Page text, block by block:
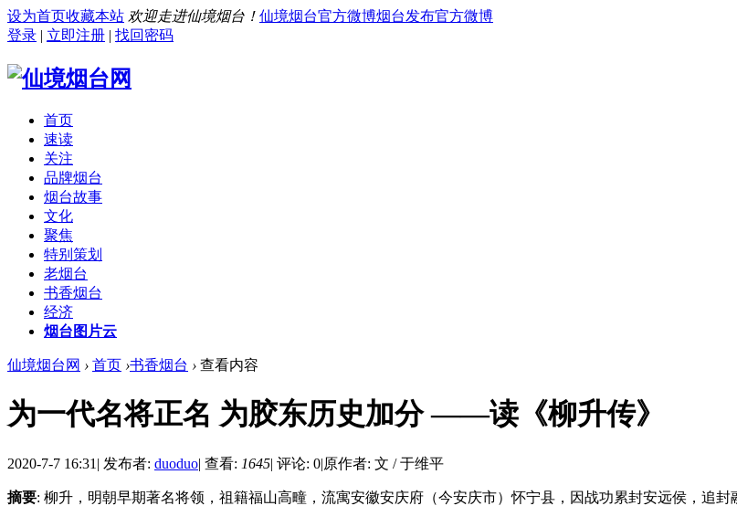
设为首页收藏本站 欢迎走进仙境烟台！ 仙境烟台官方微博烟台发布官方微博
登录 | 立即注册 | 找回密码
首页
速读
关注
品牌烟台
烟台故事
文化
聚焦
特别策划
老烟台
书香烟台
经济
烟台图片云
仙境烟台网 › 首页 ›书香烟台 › 查看内容
为一代名将正名 为胶东历史加分 ——读《柳升传》
2020-7-7 16:31 | 发布者: duoduo| 查看: 1645| 评论: 0|原作者: 文 / 于维平
摘要: 柳升，明朝早期著名将领，祖籍福山高疃，流寓安徽安庆府（今安庆市）怀宁县，因战功累封安远侯，追